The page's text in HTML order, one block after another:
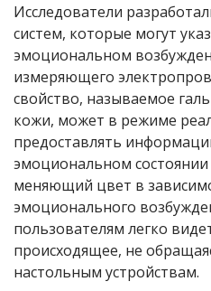
Исследователи
систем, которые могут
эмоциональном
измеряющего
свойство, называемое
кожи, может в режиме
предоставлять
эмоциональном состоянии
меняющий цвет в
эмоционального
пользователям легко
происходящее, не
настольным устройствам.